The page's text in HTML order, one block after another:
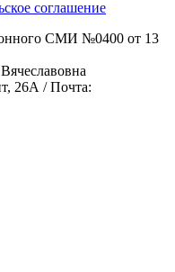
соглашение
СМИ №0400 от 13
26А / Почта: